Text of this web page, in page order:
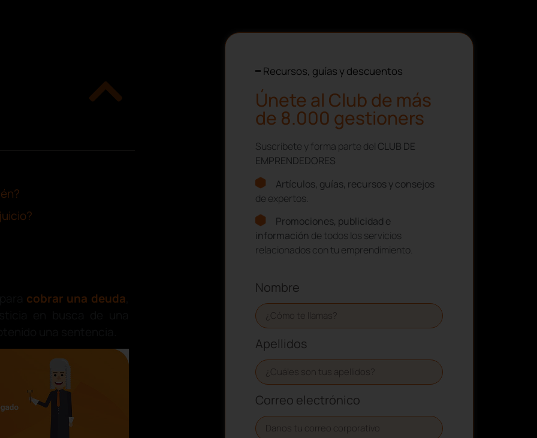
cobrar una deuda
Recursos, guías y descuentos
Únete al Club de más
de 8.000 gestioners
Suscríbete y forma parte del CLUB DE
EMPRENDEDORES
Artículos, guías, recursos y consejos
de expertos.
Promociones, publicidad e
información de todos los servicios
relacionados con tu emprendimiento.
Nombre
Apellidos
Correo electrónico